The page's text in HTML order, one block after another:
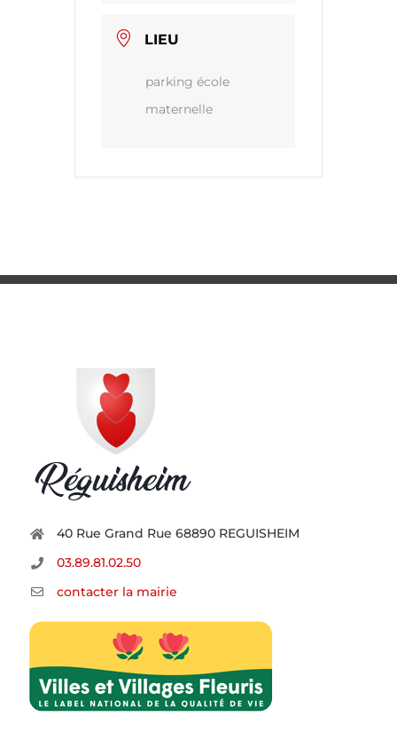
LIEU
parking école
maternelle
40 Rue Grand Rue 68890 REGUISHEIM
03.89.81.02.50
contacter la mairie